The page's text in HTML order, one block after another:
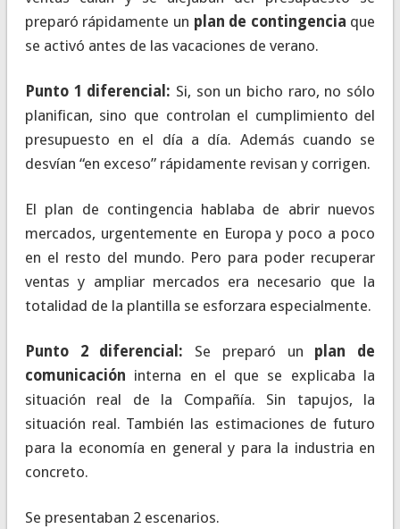
preparó rápidamente un plan de contingencia que
se activó antes de las vacaciones de verano.
Punto 1 diferencial: Si, son un bicho raro, no sólo
planifican, sino que controlan el cumplimiento del
presupuesto en el día a día. Además cuando se
desvían “en exceso” rápidamente revisan y corrigen.
El plan de contingencia hablaba de abrir nuevos
mercados, urgentemente en Europa y poco a poco
en el resto del mundo. Pero para poder recuperar
ventas y ampliar mercados era necesario que la
totalidad de la plantilla se esforzara especialmente.
Punto 2 diferencial: Se preparó un plan de
comunicación interna en el que se explicaba la
situación real de la Compañía. Sin tapujos, la
situación real. También las estimaciones de futuro
para la economía en general y para la industria en
concreto.
Se presentaban 2 escenarios.